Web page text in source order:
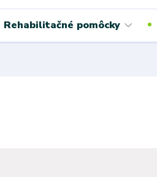
Rehabilitačné pomôcky